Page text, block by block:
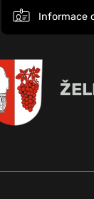
Informace